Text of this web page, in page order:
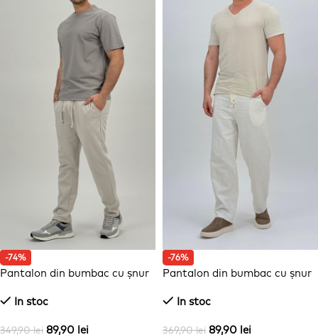
-74%
Pantalon din bumbac cu șnur
In stoc
349,90lei 89,90 lei
-76%
Pantalon din bumbac cu șnur
In stoc
369,90lei 89,90 lei